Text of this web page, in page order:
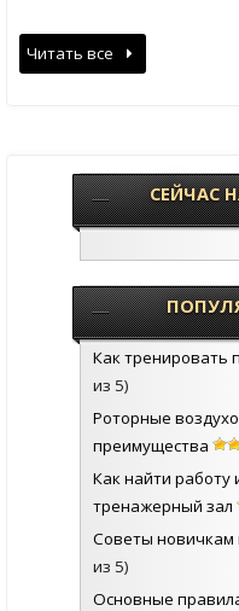
Читать все
СЕЙЧАС
Как тренировать
из 5)
Роторные
преимущества
Как найти работу
тренажерный зал
Советы новичкам
из 5)
Основные